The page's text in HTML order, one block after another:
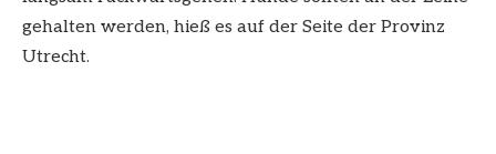
gehalten werden, hieß es auf der Seite der Provinz
Utrecht.